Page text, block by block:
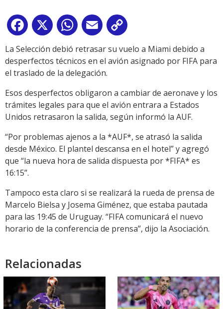
Facebook
X WhatsApp
Email
Link
La Selección debió retrasar su vuelo a Miami debido a
desperfectos técnicos en el avión asignado por FIFA para
el traslado de la delegación.
Esos desperfectos obligaron a cambiar de aeronave y los
trámites legales para que el avión entrara a Estados
Unidos retrasaron la salida, según informó la AUF.
“Por problemas ajenos a la *AUF*, se atrasó la salida
desde México. El plantel descansa en el hotel” y agregó
que “la nueva hora de salida dispuesta por *FIFA* es
16:15”.
Tampoco esta claro si se realizará la rueda de prensa de
Marcelo Bielsa y Josema Giménez, que estaba pautada
para las 19:45 de Uruguay. “FIFA comunicará el nuevo
horario de la conferencia de prensa”, dijo la Asociación.
Relacionadas